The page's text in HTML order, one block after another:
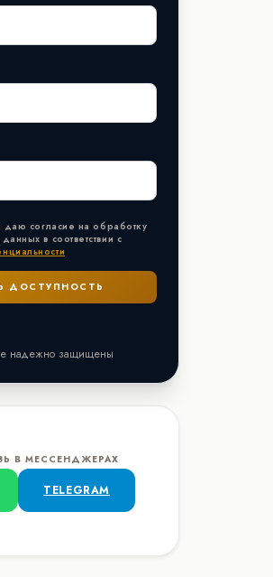
даю согласие на обработку
в соответствии с
надежно защищены
В МЕССЕНДЖЕРАХ
TELEGRAM